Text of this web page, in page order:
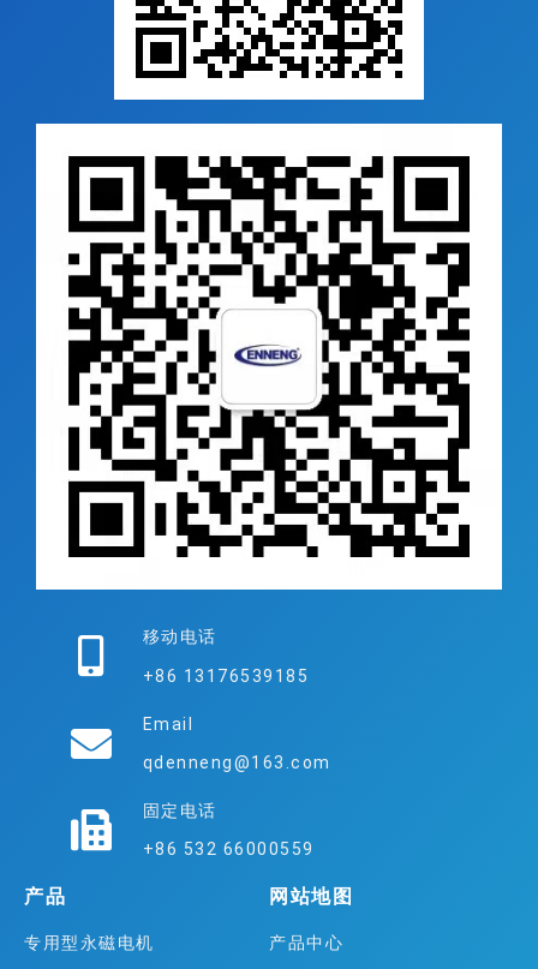
移动电话
+86 13176539185
Email
qdenneng@163.com
固定电话
+86 532 66000559
产品
专用型永磁电机
网站地图
产品中心